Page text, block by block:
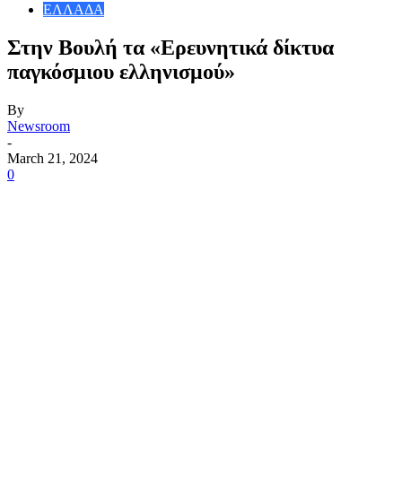
ΕΛΛΑΔΑ
Στην Βουλή τα «Ερευνητικά δίκτυα
παγκόσμιου ελληνισμού»
By
Newsroom
-
March 21, 2024
0